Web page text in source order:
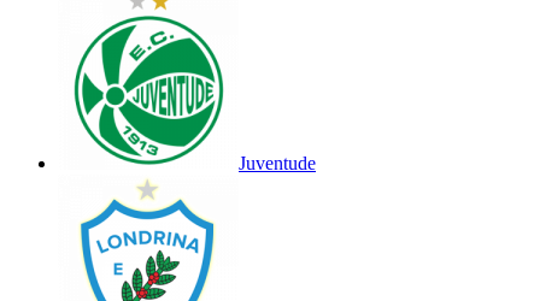
Juventude